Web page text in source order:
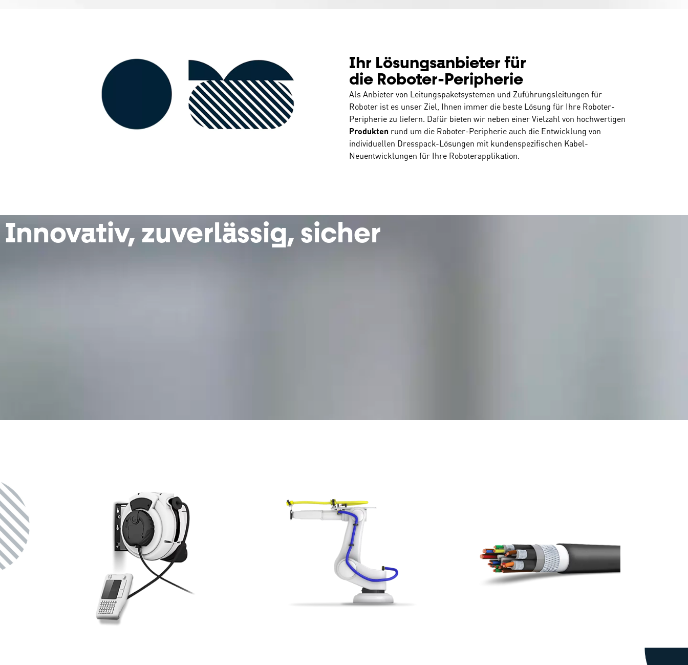
Ihr Lösungsanbieter für
die Roboter-Peripherie
Als Anbieter von Leitungspaketsystemen und Zuführungsleitungen für
Roboter ist es unser Ziel, Ihnen immer die beste Lösung für Ihre Roboter-
Peripherie zu liefern. Dafür bieten wir neben einer Vielzahl von hochwertigen
Produkten rund um die Roboter-Peripherie auch die Entwicklung von
individuellen Dresspack-Lösungen mit kundenspezifischen Kabel-
Neuentwicklungen für Ihre Roboterapplikation.
Innovativ, zuverlässig, sicher